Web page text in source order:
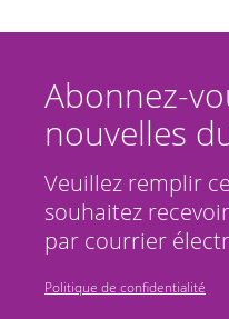
Abonnez-
nouvelles
Veuillez remplir
souhaitez
par courrier
Politique de confidentialité